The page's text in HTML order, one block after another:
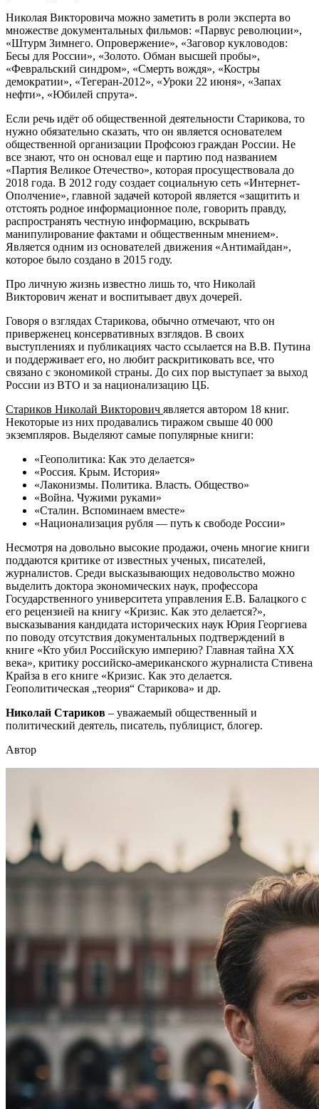
Николая Викторовича можно заметить в роли эксперта во
множестве документальных фильмов: «Парвус революции»,
«Штурм Зимнего. Опровержение», «Заговор кукловодов:
Бесы для России», «Золото. Обман высшей пробы»,
«Февральский синдром», «Смерть вождя», «Костры
демократии», «Тегеран-2012», «Уроки 22 июня», «Запах
нефти», «Юбилей спрута».
Если речь идёт об общественной деятельности Старикова, то
нужно обязательно сказать, что он является основателем
общественной организации Профсоюз граждан России. Не
все знают, что он основал еще и партию под названием
«Партия Великое Отечество», которая просуществовала до
2018 года. В 2012 году создает социальную сеть «Интернет-
Ополчение», главной задачей которой является «защитить и
отстоять родное информационное поле, говорить правду,
распространять честную информацию, вскрывать
манипулирование фактами и общественным мнением».
Является одним из основателей движения «Антимайдан»,
которое было создано в 2015 году.
Про личную жизнь известно лишь то, что Николай
Викторович женат и воспитывает двух дочерей.
Говоря о взглядах Старикова, обычно отмечают, что он
приверженец консервативных взглядов. В своих
выступлениях и публикациях часто ссылается на В.В. Путина
и поддерживает его, но любит раскритиковать все, что
связано с экономикой страны. До сих пор выступает за выход
России из ВТО и за национализацию ЦБ.
Стариков Николай Викторович является автором 18 книг.
Некоторые из них продавались тиражом свыше 40 000
экземпляров. Выделяют самые популярные книги:
«Геополитика: Как это делается»
«Россия. Крым. История»
«Лаконизмы. Политика. Власть. Общество»
«Война. Чужими руками»
«Сталин. Вспоминаем вместе»
«Национализация рубля — путь к свободе России»
Несмотря на довольно высокие продажи, очень многие книги
поддаются критике от известных ученых, писателей,
журналистов. Среди высказывающих недовольство можно
выделить доктора экономических наук, профессора
Государственного университета управления Е.В. Балацкого с
его рецензией на книгу «Кризис. Как это делается?»,
высказывания кандидата исторических наук Юрия Георгиева
по поводу отсутствия документальных подтверждений в
книге «Кто убил Российскую империю? Главная тайна XX
века», критику российско-американского журналиста Стивена
Крайза в его книге «Кризис. Как это делается.
Геополитическая „теория“ Старикова» и др.
Николай Стариков – уважаемый общественный и
политический деятель, писатель, публицист, блогер.
Автор